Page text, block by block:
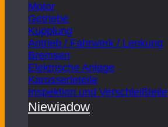
Motor
Getriebe
Kupplung
Antrieb / Fahrwerk / Lenkung
Bremsen
Elektrische Anlage
Karosserieteile
Inspektion und Verschleißteile
Niewiadow